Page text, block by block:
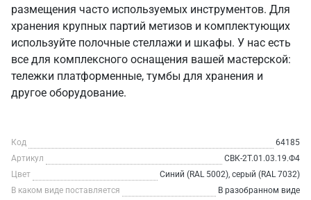
размещения часто используемых инструментов. Для
хранения крупных партий метизов и комплектующих
используйте полочные стеллажи и шкафы. У нас есть
все для комплексного оснащения вашей мастерской:
тележки платформенные, тумбы для хранения и
другое оборудование.
Код
64185
Артикул
СВК-2Т.01.03.19.Ф4
Цвет
Синий (RAL 5002), серый (RAL 7032)
В каком виде поставляется
В разобранном виде